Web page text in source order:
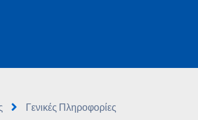
Γενικές Πληροφορίες